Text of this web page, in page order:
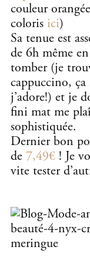
couleur
coloris ici)
Sa tenue est
de 6h même
tomber (je
cappuccino, ça
j’adore!) et je
fini mat me
sophistiquée.
Dernier bon
de 7,49€ ! Je
vite tester